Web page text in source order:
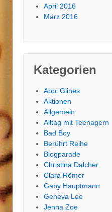
April 2016
März 2016
Kategorien
Abbi Glines
Aktionen
Allgemein
Alltag mit Teenagern
Bad Boy
Berührt Reihe
Blogparade
Christina Dalcher
Clara Römer
Gaby Hauptmann
Geneva Lee
Jenna Zoe